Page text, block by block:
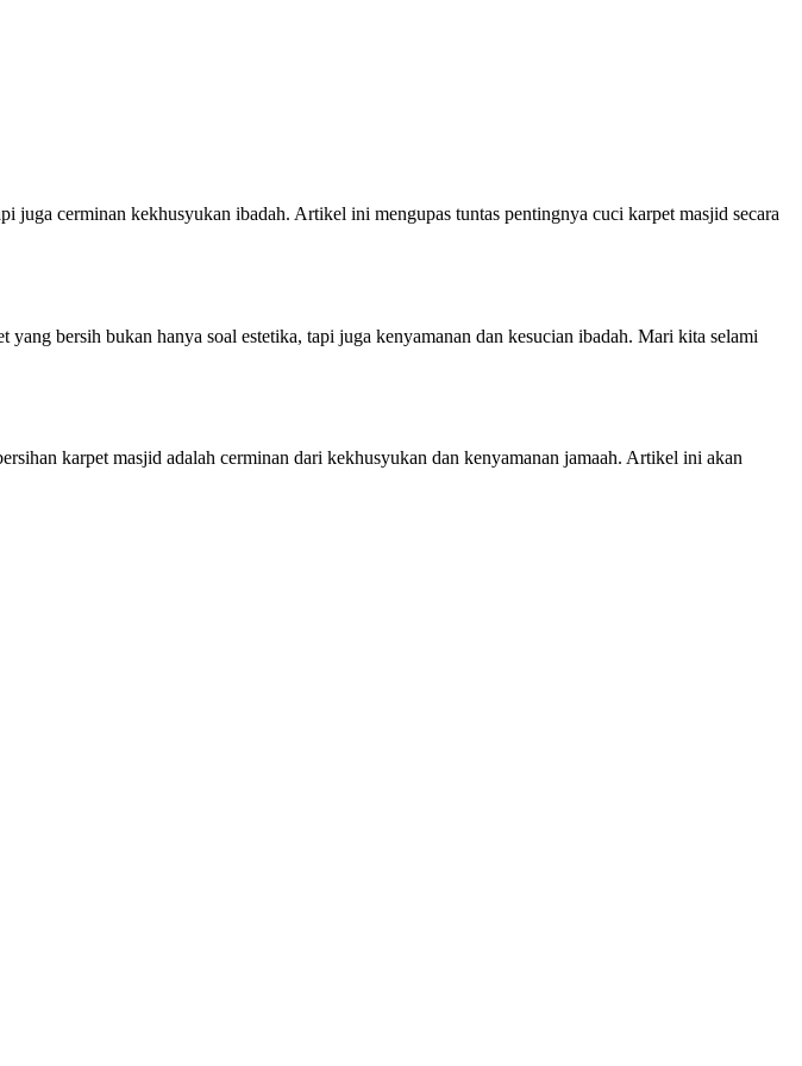
juga cerminan kekhusyukan ibadah. Artikel ini mengupas tuntas pentingnya cuci karpet masjid secara
bersih bukan hanya soal estetika, tapi juga kenyamanan dan kesucian ibadah. Mari kita selami
karpet masjid adalah cerminan dari kekhusyukan dan kenyamanan jamaah. Artikel ini akan